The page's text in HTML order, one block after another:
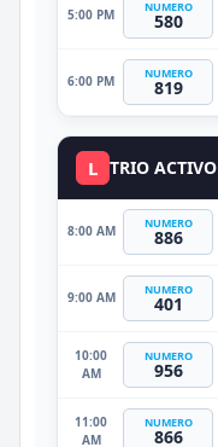
5:00 PM NUMERO
580
6:00 PM NUMERO
819
L TRIO ACTIVO
8:00 AM NUMERO
886
9:00 AM NUMERO
401
10:00
AM
NUMERO
956
11:00
AM
NUMERO
866